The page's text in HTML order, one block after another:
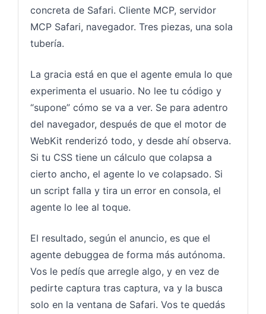
concreta de Safari. Cliente MCP, servidor
MCP Safari, navegador. Tres piezas, una sola
tubería.
La gracia está en que el agente emula lo que
experimenta el usuario. No lee tu código y
“supone” cómo se va a ver. Se para adentro
del navegador, después de que el motor de
WebKit renderizó todo, y desde ahí observa.
Si tu CSS tiene un cálculo que colapsa a
cierto ancho, el agente lo ve colapsado. Si
un script falla y tira un error en consola, el
agente lo lee al toque.
El resultado, según el anuncio, es que el
agente debuggea de forma más autónoma.
Vos le pedís que arregle algo, y en vez de
pedirte captura tras captura, va y la busca
solo en la ventana de Safari. Vos te quedás